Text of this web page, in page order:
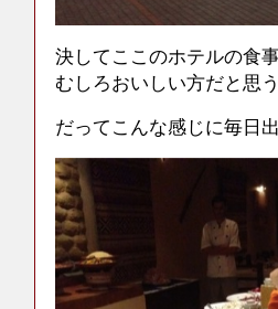
決してここのホテルの食
むしろおいしい方だと思う
だってこんな感じに毎日